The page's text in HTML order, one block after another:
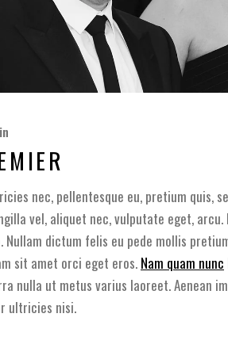
nec, pellentesque eu, pretium quis,
vel, aliquet nec, vulputate eget,
Nullam dictum felis eu pede mollis
sit amet orci eget eros.Nam quam nunc
nulla ut metus varius laoreet. Aenean
ultricies nisi.